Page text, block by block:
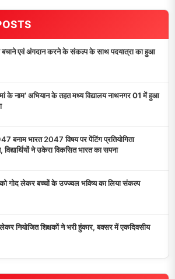
बचाने एवं अंगदान करने के संकल्प के साथ पदयात्रा का हुआ
के नाम’ अभियान के तहत मध्य विद्यालय नाथनगर 01 में हुआ
बनाम भारत 2047 विषय पर पेंटिंग प्रतियोगिता
ने उकेरा विकसित भारत का सपना
को गोद लेकर बच्चों के उज्ज्वल भविष्य का लिया संकल्प
नियोजित शिक्षकों ने भरी हुंकार, बक्सर में एकदिवसीय